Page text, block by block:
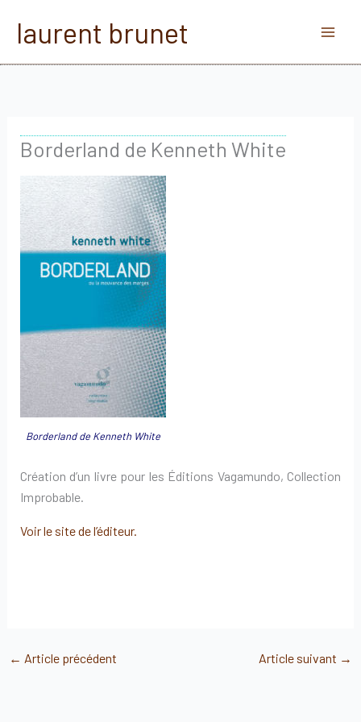
laurent brunet
Borderland de Kenneth White
Borderland de Kenneth White
Création d’un livre pour les Éditions Vagamundo, Collection
Improbable.
Voir le site de l’éditeur.
← Article précédent Article suivant →